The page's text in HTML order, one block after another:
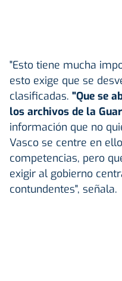
"Esto tiene mucha
esto exige que se
clasificadas. "Que se
los archivos de la
información que no
Vasco se centre en
competencias, pero
exigir al gobierno
contundentes", señala.